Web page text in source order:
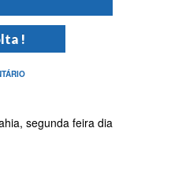
!
segunda feira dia